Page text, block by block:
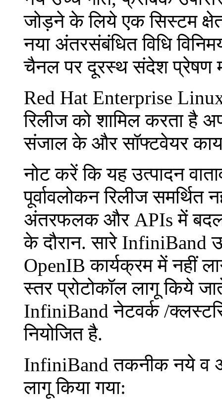
जोड़ने के लिये एक सिस्टम
नया अंतरसंबंधित विधि
चैनल पर दूरस्थ संदेश प्रेषण
Red Hat Enterprise
रिलीज को शामिल करता है
संजाल के और सॉफ्टवेयर
नोट करें कि यह उत्पादन
पूर्वावलोकन रिलीज
अंतरफलक और APIs में
के दौरान. सारे InfiniBand
OpenIB कार्यक्रम में नहीं
स्तर प्रोटोकॉल लागू किये
InfiniBand नेटवर्क /
नियोजित है.
InfiniBand तकनीक नये व
लागू किया गया: